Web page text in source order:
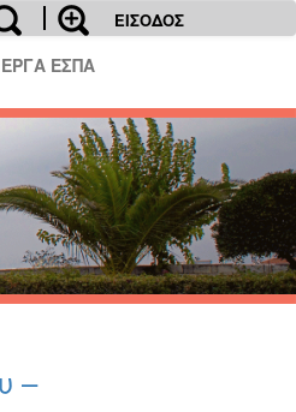
ΕΙΣΟΔΟΣ
ΕΡΓΑ ΕΣΠΑ
–